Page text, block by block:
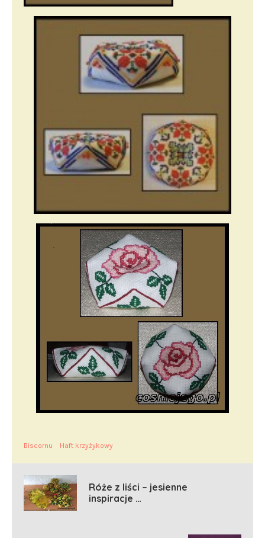
Biscornu Haft krzyżykowy
Róże z liści – jesienne
inspiracje …